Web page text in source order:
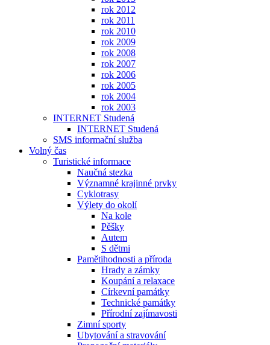
rok 2012
rok 2011
rok 2010
rok 2009
rok 2008
rok 2007
rok 2006
rok 2005
rok 2004
rok 2003
INTERNET Studená
INTERNET Studená
SMS informační služba
Volný čas
Turistické informace
Naučná stezka
Významné krajinné prvky
Cyklotrasy
Výlety do okolí
Na kole
Pěšky
Autem
S dětmi
Pamětihodnosti a příroda
Hrady a zámky
Koupání a relaxace
Církevní památky
Technické památky
Přírodní zajímavosti
Zimní sporty
Ubytování a stravování